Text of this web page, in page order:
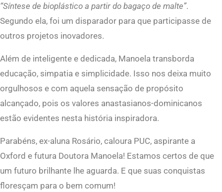
“Síntese de bioplástico a partir do bagaço de malte”.
Segundo ela, foi um disparador para que participasse de
outros projetos inovadores.
Além de inteligente e dedicada, Manoela transborda
educação, simpatia e simplicidade. Isso nos deixa muito
orgulhosos e com aquela sensação de propósito
alcançado, pois os valores anastasianos-dominicanos
estão evidentes nesta história inspiradora.
Parabéns, ex-aluna Rosário, caloura PUC, aspirante a
Oxford e futura Doutora Manoela! Estamos certos de que
um futuro brilhante lhe aguarda. E que suas conquistas
floresçam para o bem comum!